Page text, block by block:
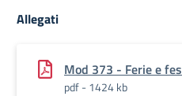
Allegati
Mod 373 - Ferie e
pdf - 1424 kb